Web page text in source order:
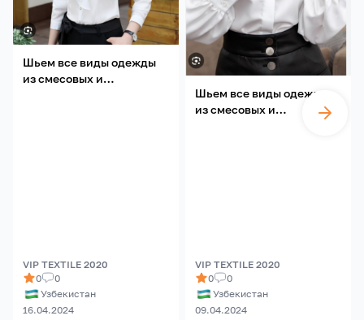
Шьем все виды одежды
из смесовых и
VIP TEXTILE 2020
0
0
Узбекистан
16.04.2024
Шьем все виды одежды
из смесовых и
VIP TEXTILE 2020
0
0
Узбекистан
09.04.2024